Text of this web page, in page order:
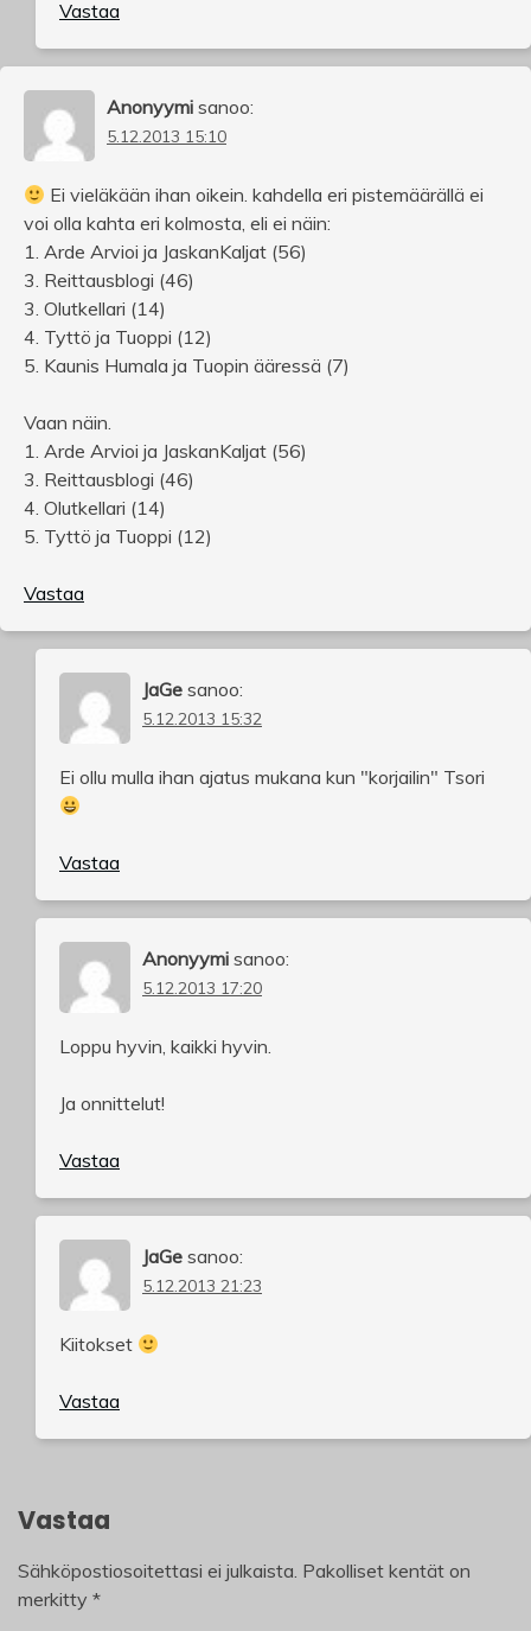
Vastaa
Anonyymi sanoo:
5.12.2013 15:10
Ei vieläkään ihan oikein. kahdella eri pistemäärällä ei
voi olla kahta eri kolmosta, eli ei näin:
1. Arde Arvioi ja JaskanKaljat (56)
3. Reittausblogi (46)
3. Olutkellari (14)
4. Tyttö ja Tuoppi (12)
5. Kaunis Humala ja Tuopin ääressä (7)
Vaan näin.
1. Arde Arvioi ja JaskanKaljat (56)
3. Reittausblogi (46)
4. Olutkellari (14)
5. Tyttö ja Tuoppi (12)
Vastaa
JaGe sanoo:
5.12.2013 15:32
Ei ollu mulla ihan ajatus mukana kun "korjailin" Tsori
Vastaa
Anonyymi sanoo:
5.12.2013 17:20
Loppu hyvin, kaikki hyvin.
Ja onnittelut!
Vastaa
JaGe sanoo:
5.12.2013 21:23
Kiitokset
Vastaa
Vastaa
Sähköpostiosoitettasi ei julkaista. Pakolliset kentät on
merkitty *